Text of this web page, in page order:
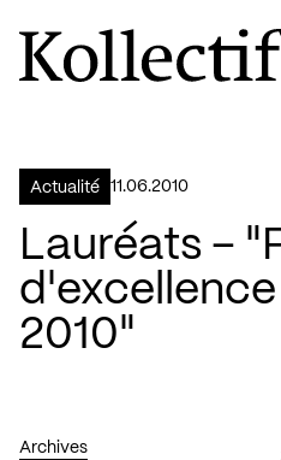
Aller à la page d'accueil
Logo Kollectif
Actualité 11.06.2010
Lauréats –
2010"
Archives